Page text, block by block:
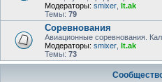
Модераторы: smixer lt.ak
Темы: 79
Соревнования
Авиационные соревнования.
Модераторы: smixer lt.ak
Темы: 73